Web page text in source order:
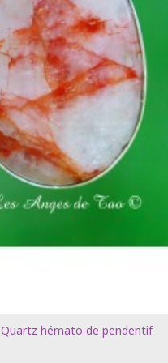
Quartz hématoïde pendentif